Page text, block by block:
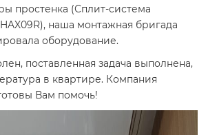
простенка (Сплит-система
наша монтажная бригада
оборудование.
поставленная задача выполнена,
в квартире. Компания
Вам помочь!